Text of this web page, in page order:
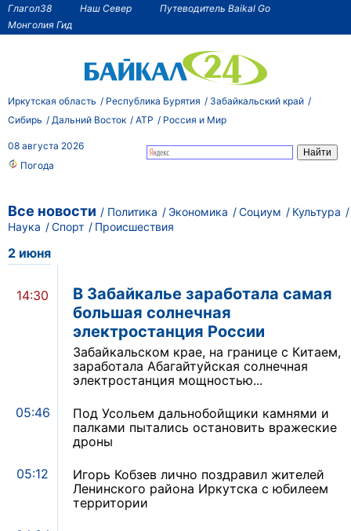
Глагол38 Наш Север
Путеводитель Baikal Go
Монголия Гид
Иркутская область Республика Бурятия
Забайкальский край
Сибирь
Дальний Восток АТР Россия и Мир
08 августа 2026
Погода
Все новости Политика Экономика Социум
Культура
Наука
Спорт Происшествия
2 июня
14:30
В Забайкалье заработала самая
большая солнечная
электростанция России
Забайкальском крае, на границе с Китаем,
заработала Абагайтуйская солнечная
электростанция мощностью...
05:46
Под Усольем дальнобойщики камнями и
палками пытались остановить вражеские
дроны
05:12
Игорь Кобзев лично поздравил жителей
Ленинского района Иркутска с юбилеем
территории